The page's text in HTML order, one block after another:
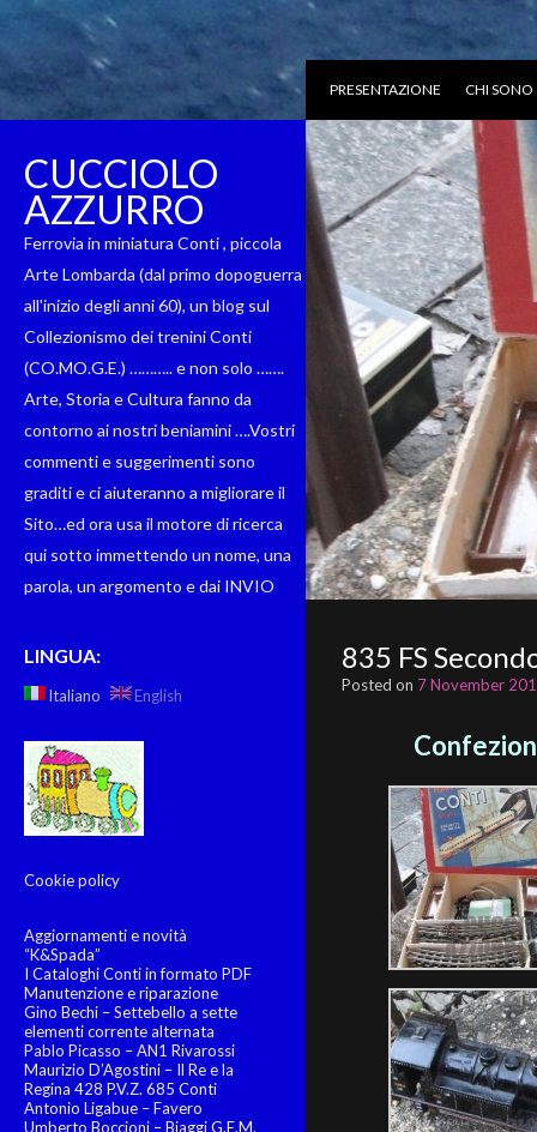
PRESENTAZIONE CHI SONO
CUCCIOLO
AZZURRO
Ferrovia in miniatura Conti , piccola
Arte Lombarda (dal primo dopoguerra
all'inizio degli anni 60), un blog sul
Collezionismo dei trenini Conti
(CO.MO.G.E.) ……….. e non solo …….
Arte, Storia e Cultura fanno da
contorno ai nostri beniamini ….Vostri
commenti e suggerimenti sono
graditi e ci aiuteranno a migliorare il
Sito…ed ora usa il motore di ricerca
qui sotto immettendo un nome, una
parola, un argomento e dai INVIO
LINGUA:
Italiano English
Cookie policy
Aggiornamenti e novità
“K&Spada”
I Cataloghi Conti in formato PDF
Manutenzione e riparazione
Gino Bechi – Settebello a sette
elementi corrente alternata
Pablo Picasso – AN1 Rivarossi
Maurizio D’Agostini – Il Re e la
Regina 428 P.V.Z. 685 Conti
Antonio Ligabue – Favero
Umberto Boccioni – Biaggi G.E.M.
835 FS
Posted on 7 November